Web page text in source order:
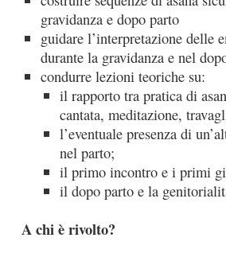
gravidanza e dopo parto
guidare l’interpretazione delle
durante la gravidanza e nel
condurre lezioni teoriche su:
il rapporto tra pratica di
cantata, meditazione,
l’eventuale presenza di
nel parto;
il primo incontro e i primi
il dopo parto e la
A chi è rivolto?